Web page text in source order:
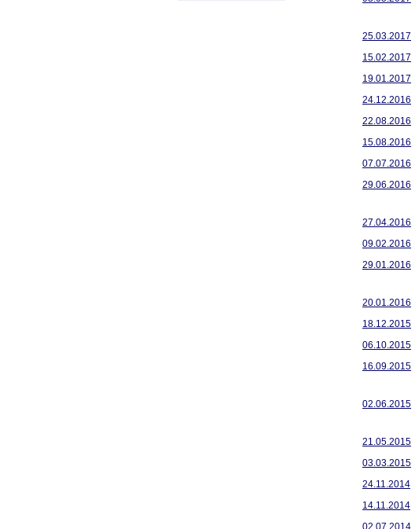
25.03.2017
15.02.2017
19.01.2017
24.12.2016
22.08.2016
15.08.2016
07.07.2016
29.06.2016
27.04.2016
09.02.2016
29.01.2016
20.01.2016
18.12.2015
06.10.2015
16.09.2015
02.06.2015
21.05.2015
03.03.2015
24.11.2014
14.11.2014
02.07.2014